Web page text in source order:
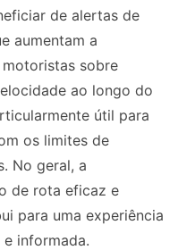
de alertas de
aumentam a
sobre
ao longo do
útil para
os limites de
No geral, a
de rota eficaz e
para uma experiência
informada.